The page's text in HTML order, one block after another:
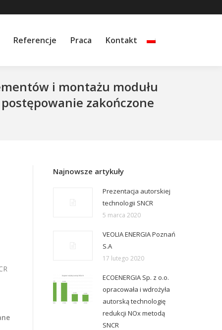
Referencje Praca Kontakt
i montażu modułu
postępowanie zakończone
Najnowsze artykuły
Prezentacja autorskiej
technologii SNCR
5 marca 2020
VEOLIA ENERGIA Poznań
S.A
17 lutego 2020
ECOENERGIA Sp. z o.o.
opracowała i wdrożyła
autorską technologię
redukcji NOx metodą
SNCR